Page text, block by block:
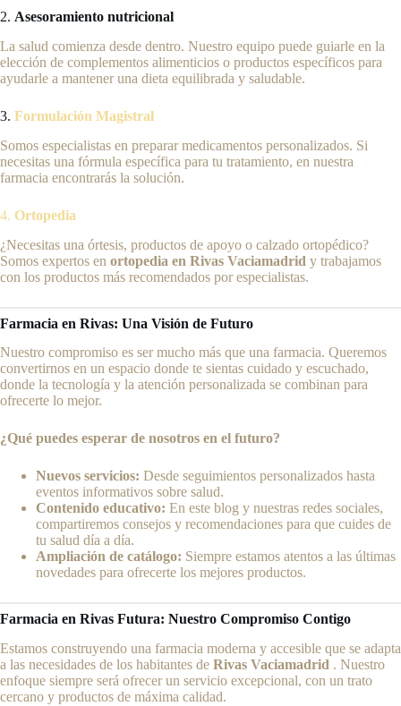
2. Asesoramiento nutricional
La salud comienza desde dentro. Nuestro equipo puede guiarle en la
elección de complementos alimenticios o productos específicos para
ayudarle a mantener una dieta equilibrada y saludable.
3. Formulación Magistral
Somos especialistas en preparar medicamentos personalizados. Si
necesitas una fórmula específica para tu tratamiento, en nuestra
farmacia encontrarás la solución.
4. Ortopedia
¿Necesitas una órtesis, productos de apoyo o calzado ortopédico?
Somos expertos en ortopedia en Rivas Vaciamadrid y trabajamos
con los productos más recomendados por especialistas.
Farmacia en Rivas: Una Visión de Futuro
Nuestro compromiso es ser mucho más que una farmacia. Queremos
convertirnos en un espacio donde te sientas cuidado y escuchado,
donde la tecnología y la atención personalizada se combinan para
ofrecerte lo mejor.
¿Qué puedes esperar de nosotros en el futuro?
Nuevos servicios: Desde seguimientos personalizados hasta
eventos informativos sobre salud.
Contenido educativo: En este blog y nuestras redes sociales,
compartiremos consejos y recomendaciones para que cuides de
tu salud día a día.
Ampliación de catálogo: Siempre estamos atentos a las últimas
novedades para ofrecerte los mejores productos.
Farmacia en Rivas Futura: Nuestro Compromiso Contigo
Estamos construyendo una farmacia moderna y accesible que se adapta
a las necesidades de los habitantes de Rivas Vaciamadrid . Nuestro
enfoque siempre será ofrecer un servicio excepcional, con un trato
cercano y productos de máxima calidad.